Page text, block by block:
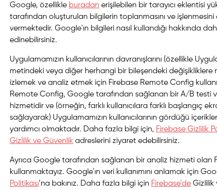
Google, özellikle buradan erişilebilen bir tarayıcı eklentisi
tarafından oluşturulan bilgilerin toplanmasını ve
vermektedir. Google'ın bilgileri nasıl kullandığı hakkında
edinebilirsiniz.
Uygulamamızın kullanıcılarının davranışlarını (özellikle
metindeki veya diğer herhangi bir bileşendeki değişikliklere
izlemek ve analiz etmek için Firebase Remote Config
Remote Config, Google tarafından sağlanan bir A/B testi
hizmetidir ve (örneğin, farklı kullanıcılara farklı başlangıç
sağlayarak) Uygulamamızın kullanıcılarının gördüğü
yardımcı olmaktadır. Daha fazla bilgi için, Firebase Gizlilik
Gizlilik ve Güvenlik adreslerini ziyaret edebilirsiniz.
Ayrıca Google tarafından sağlanan bir analiz hizmeti olan
kullanmaktayız. Google'ın veri kullanımını anlamak için
Politikası’na bakınız. Daha fazla bilgi için Firebase’de Gizlilik